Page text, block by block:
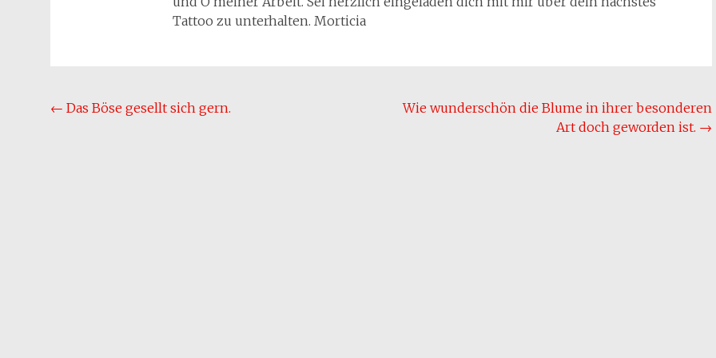
Tattoo zu unterhalten. Morticia
Beitragsnavigation
← Das Böse gesellt sich gern.
Wie wunderschön die Blume in ihrer besonderen
Art doch geworden ist. →